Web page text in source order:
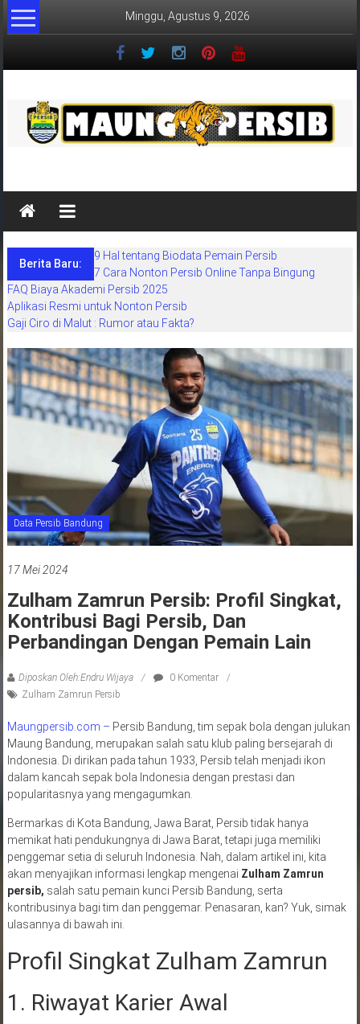
Lompat
ke
Minggu, Agustus 9, 2026
Maung
Persib
situs
berita
khusus
sepakbola
bandung
jawa
barat
indonesia
Berita Baru:
9 Hal tentang Biodata Pemain Persib
7 Cara Nonton Persib Online Tanpa Bingung
FAQ Biaya Akademi Persib 2025
Aplikasi Resmi untuk Nonton Persib
Gaji Ciro di Malut : Rumor atau Fakta?
Data Persib Bandung
17 Mei 2024
Zulham Zamrun Persib: Profil Singkat,
Kontribusi Bagi Persib, Dan
Perbandingan Dengan Pemain Lain
Diposkan Oleh:Endru Wijaya
0 Komentar
Zulham Zamrun Persib
Maungpersib.com – Persib Bandung, tim sepak bola dengan julukan
Maung Bandung, merupakan salah satu klub paling bersejarah di
Indonesia. Di dirikan pada tahun 1933, Persib telah menjadi ikon
dalam kancah sepak bola Indonesia dengan prestasi dan
popularitasnya yang mengagumkan.
Bermarkas di Kota Bandung, Jawa Barat, Persib tidak hanya
memikat hati pendukungnya di Jawa Barat, tetapi juga memiliki
penggemar setia di seluruh Indonesia. Nah, dalam artikel ini, kita
akan menyajikan informasi lengkap mengenai Zulham Zamrun
persib, salah satu pemain kunci Persib Bandung, serta
kontribusinya bagi tim dan penggemar. Penasaran, kan? Yuk, simak
ulasannya di bawah ini.
Profil Singkat Zulham Zamrun
1. Riwayat Karier Awal